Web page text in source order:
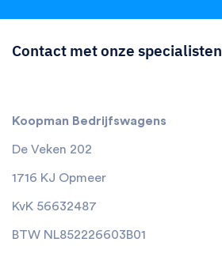
Contact met onze specialisten
Koopman Bedrijfswagens
De Veken 202
1716 KJ Opmeer
KvK 56632487
BTW NL852226603B01